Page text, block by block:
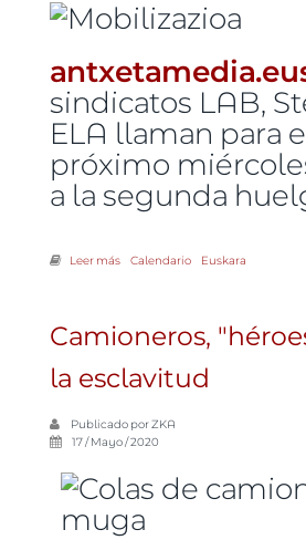
sindicatos LAB,
ELA llaman para
próximo
a la segunda
Leer mássobre Movilizaciones por
Calendario Euskara
Camioneros,
la esclavitud
Publicado porZKA
17 / Mayo / 2020